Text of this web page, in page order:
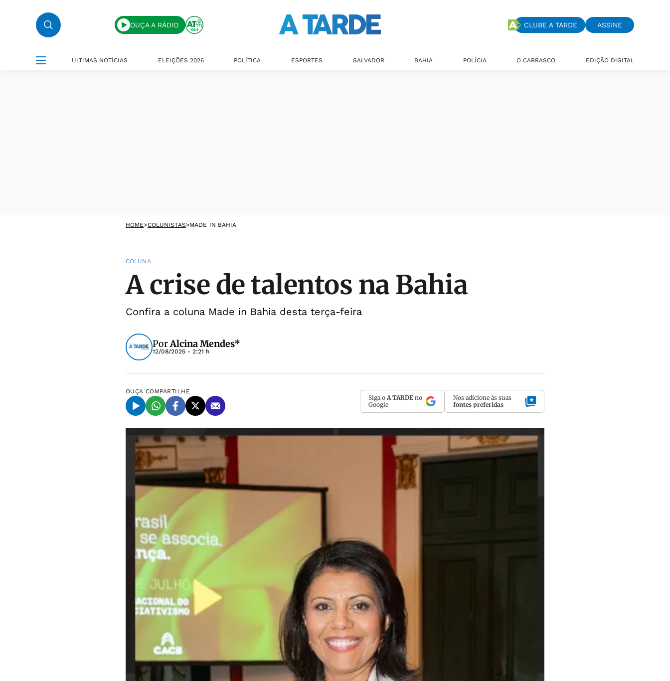
OUÇA A RÁDIO CLUBE A TARDE ASSINE
ÚLTIMAS NOTÍCIAS ELEIÇÕES 2026 POLÍTICA ESPORTES SALVADOR BAHIA POLÍCIA O CARRASCO EDIÇÃO DIGITAL
HOME>COLUNISTAS>MADE IN BAHIA
COLUNA
A crise de talentos na Bahia
Confira a coluna Made in Bahia desta terça-feira
PorAlcina Mendes*
12/08/2025 - 2:21 h
OUÇA COMPARTILHE
Siga o A TARDE no
Google
Nos adicione às suas
fontes preferidas